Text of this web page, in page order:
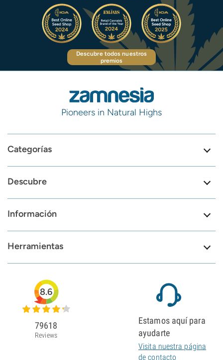
Descubre todos nuestros
premios
Pioneers in Natural Highs
Categorías
Descubre
Información
Herramientas
8.6
79618
Reviews
Estamos aquí para
ayudarte
Visita nuestra página
de contacto